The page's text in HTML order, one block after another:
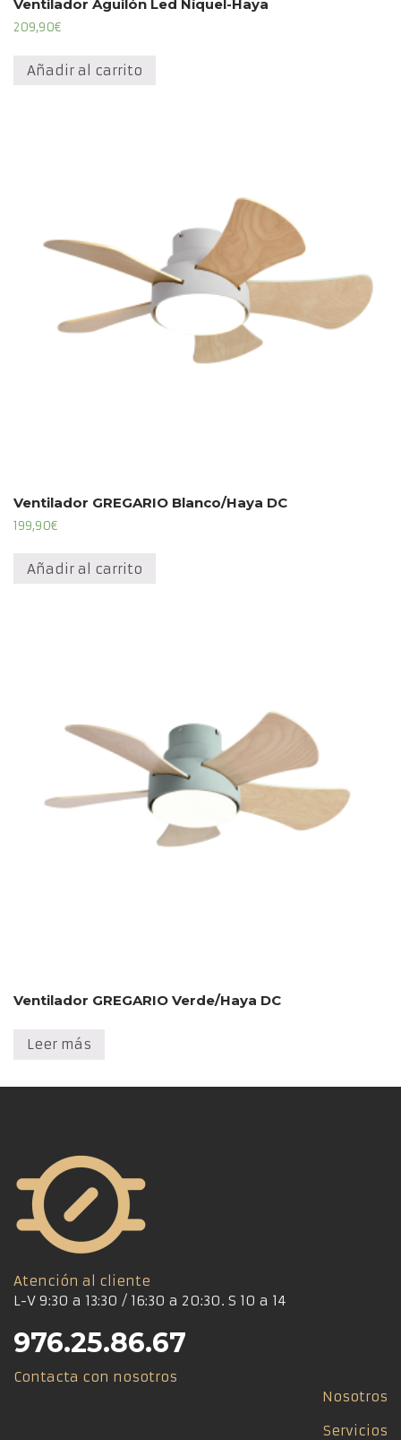
Ventilador Aguilón Led Níquel-Haya
209,90€
Añadir al carrito
Ventilador GREGARIO Blanco/Haya DC
199,90€
Añadir al carrito
Ventilador GREGARIO Verde/Haya DC
Leer más
Atención al cliente
L-V 9:30 a 13:30 / 16:30 a 20:30. S 10 a 14
976.25.86.67
Contacta con nosotros
Nosotros
Servicios